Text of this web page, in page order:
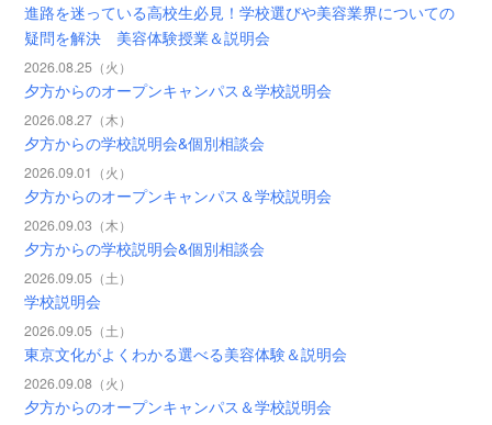
進路を迷っている高校生必見！学校選びや美容業界についての
疑問を解決 美容体験授業＆説明会
2026.08.25（火）
夕方からのオープンキャンパス＆学校説明会
2026.08.27（木）
夕方からの学校説明会&個別相談会
2026.09.01（火）
夕方からのオープンキャンパス＆学校説明会
2026.09.03（木）
夕方からの学校説明会&個別相談会
2026.09.05（土）
学校説明会
2026.09.05（土）
東京文化がよくわかる選べる美容体験＆説明会
2026.09.08（火）
夕方からのオープンキャンパス＆学校説明会